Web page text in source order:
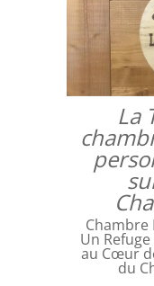
La
Chambre
Un
au Cœur
du